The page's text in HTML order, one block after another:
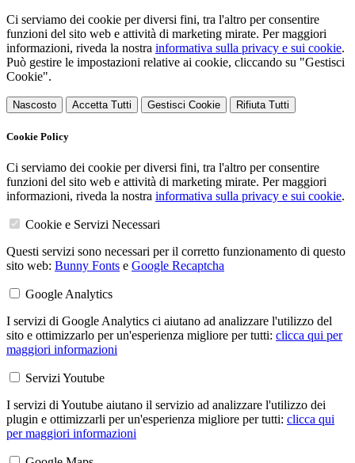
Ci serviamo dei cookie per diversi fini, tra l'altro per consentire
funzioni del sito web e attività di marketing mirate. Per maggiori
informazioni, riveda la nostra informativa sulla privacy e sui cookie.
Può gestire le impostazioni relative ai cookie, cliccando su "Gestisci
Cookie".
Nascosto Accetta Tutti Gestisci Cookie Rifiuta Tutti
Cookie Policy
Ci serviamo dei cookie per diversi fini, tra l'altro per consentire
funzioni del sito web e attività di marketing mirate. Per maggiori
informazioni, riveda la nostra informativa sulla privacy e sui cookie.
Cookie e Servizi Necessari
Questi servizi sono necessari per il corretto funzionamento di questo
sito web: Bunny Fonts e Google Recaptcha
Google Analytics
I servizi di Google Analytics ci aiutano ad analizzare l'utilizzo del
sito e ottimizzarlo per un'esperienza migliore per tutti: clicca qui per
maggiori informazioni
Servizi Youtube
I servizi di Youtube aiutano il servizio ad analizzare l'utilizzo dei
plugin e ottimizzarli per un'esperienza migliore per tutti: clicca qui
per maggiori informazioni